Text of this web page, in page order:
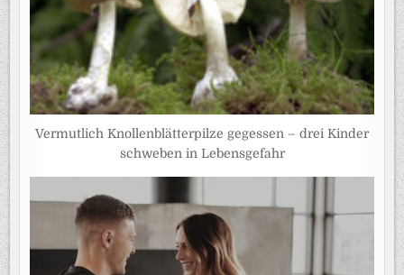
Vermutlich Knollenblätterpilze gegessen – drei Kinder
schweben in Lebensgefahr